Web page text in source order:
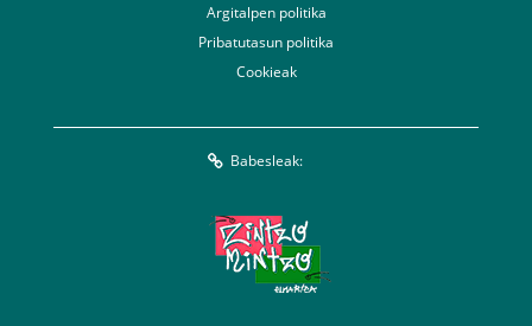
Argitalpen politika
Pribatutasun politika
Cookieak
Babesleak: